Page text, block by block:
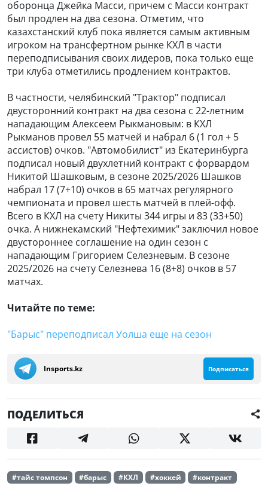
оборонца Джейка Масси, причем с Масси контракт
был продлен на два сезона. Отметим, что
казахстанский клуб пока является самым активным
игроком на трансфертном рынке КХЛ в части
переподписывания своих лидеров, пока только еще
три клуба отметились продлением контрактов.
В частности, челябинский "Трактор" подписал
двусторонний контракт на два сезона с 22-летним
нападающим Алексеем Рыкмановым: в КХЛ
Рыкманов провел 55 матчей и набрал 6 (1 гол + 5
ассистов) очков. "Автомобилист" из Екатеринбурга
подписал новый двухлетний контракт с форвардом
Никитой Шашковым, в сезоне 2025/2026 Шашков
набрал 17 (7+10) очков в 65 матчах регулярного
чемпионата и провел шесть матчей в плей-офф.
Всего в КХЛ на счету Никиты 344 игры и 83 (33+50)
очка. А нижнекамский "Нефтехимик" заключил новое
двустороннее соглашение на один сезон с
нападающим Григорием Селезневым. В сезоне
2025/2026 на счету Селезнева 16 (8+8) очков в 57
матчах.
Читайте по теме:
"Барыс" переподписал Уолша еще на сезон
Insports.kz Подписаться
ПОДЕЛИТЬСЯ
#тайс томпсон #барыс #КХЛ #хоккей #контракт